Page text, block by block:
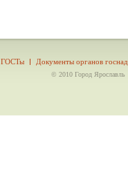
ГОСТы Документы органов
© 2010 Город Ярославль